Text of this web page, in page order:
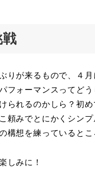
りが来るもので、４
フォーマンスってど
られるのかしら？初
頼みでとにかくシン
構想を練っているとこ
しみに！